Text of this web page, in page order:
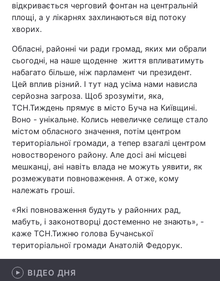
Головна Війна
Україна Політика
Економіка Світ
Спорт Наука
Техно і зв'язок Лайт
Здоров'я Туризм
Цікавинки Погода
Екологія
відкривається черговий фонтан на центральній
площі, а у лікарнях захлинаються від потоку
хворих.
Обласні, районні чи ради громад, яких ми обрали
сьогодні, на наше щоденне життя впливатимуть
набагато більше, ніж парламент чи президент.
Цей вплив різний. І тут над усіма нами нависла
серйозна загроза. Щоб зрозуміти, яка,
ТСН.Тиждень прямує в місто Буча на Київщині.
Воно - унікальне. Колись невеличке селище стало
містом обласного значення, потім центром
територіальної громади, а тепер взагалі центром
новоствореного району. Але досі ані місцеві
мешканці, ані навіть влада не можуть уявити, як
розмежувати повноваження. А отже, кому
належать гроші.
«Які повноваження будуть у районних рад,
мабуть, і законотворці достеменно не знають», -
каже ТСН.Тижню голова Бучанської
територіальної громади Анатолій Федорук.
ВІДЕО ДНЯ